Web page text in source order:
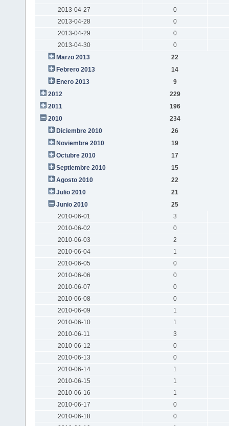
2013-04-27
0
2013-04-28
0
2013-04-29
0
2013-04-30
0
Marzo 2013
22
Febrero 2013
14
Enero 2013
9
2012
229
2011
196
2010
234
Diciembre 2010
26
Noviembre 2010
19
Octubre 2010
17
Septiembre 2010
15
Agosto 2010
22
Julio 2010
21
Junio 2010
25
2010-06-01
3
2010-06-02
0
2010-06-03
2
2010-06-04
1
2010-06-05
0
2010-06-06
0
2010-06-07
0
2010-06-08
0
2010-06-09
1
2010-06-10
1
2010-06-11
3
2010-06-12
0
2010-06-13
0
2010-06-14
1
2010-06-15
1
2010-06-16
1
2010-06-17
0
2010-06-18
0